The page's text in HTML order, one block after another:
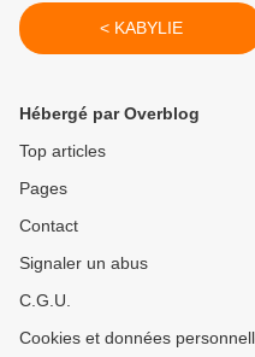
< KABYLIE
Hébergé par Overblog
Top articles
Pages
Contact
Signaler un abus
C.G.U.
Cookies et données